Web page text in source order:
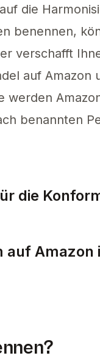
die
benennen,
verschafft
auf Amazon
benannten
die
Amazon